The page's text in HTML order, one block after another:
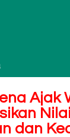
Ajak
Nilai
dan